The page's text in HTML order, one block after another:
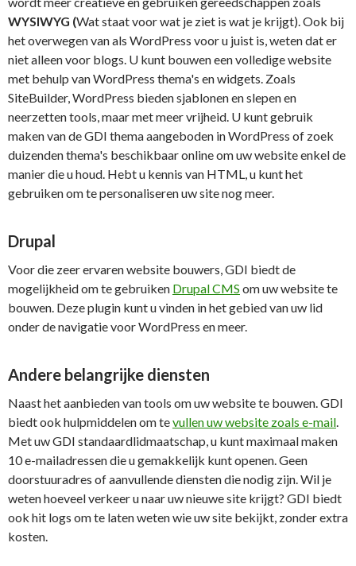
WYSIWYG (Wat staat voor wat je ziet is wat je krijgt). Ook bij
het overwegen van als WordPress voor u juist is, weten dat er
niet alleen voor blogs. U kunt bouwen een volledige website
met behulp van WordPress thema's en widgets. Zoals
SiteBuilder, WordPress bieden sjablonen en slepen en
neerzetten tools, maar met meer vrijheid. U kunt gebruik
maken van de GDI thema aangeboden in WordPress of zoek
duizenden thema's beschikbaar online om uw website enkel de
manier die u houd. Hebt u kennis van HTML, u kunt het
gebruiken om te personaliseren uw site nog meer.
Drupal
Voor die zeer ervaren website bouwers, GDI biedt de
mogelijkheid om te gebruiken Drupal CMS om uw website te
bouwen. Deze plugin kunt u vinden in het gebied van uw lid
onder de navigatie voor WordPress en meer.
Andere belangrijke diensten
Naast het aanbieden van tools om uw website te bouwen. GDI
biedt ook hulpmiddelen om tevullen uw website zoals e-mail.
Met uw GDI standaardlidmaatschap, u kunt maximaal maken
10 e-mailadressen die u gemakkelijk kunt openen. Geen
doorstuuradres of aanvullende diensten die nodig zijn. Wil je
weten hoeveel verkeer u naar uw nieuwe site krijgt? GDI biedt
ook hit logs om te laten weten wie uw site bekijkt, zonder extra
kosten.